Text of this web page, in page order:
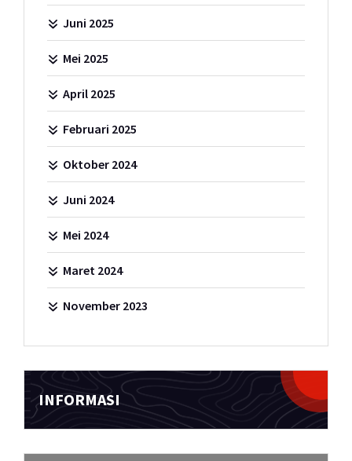
Juni 2025
Mei 2025
April 2025
Februari 2025
Oktober 2024
Juni 2024
Mei 2024
Maret 2024
November 2023
INFORMASI